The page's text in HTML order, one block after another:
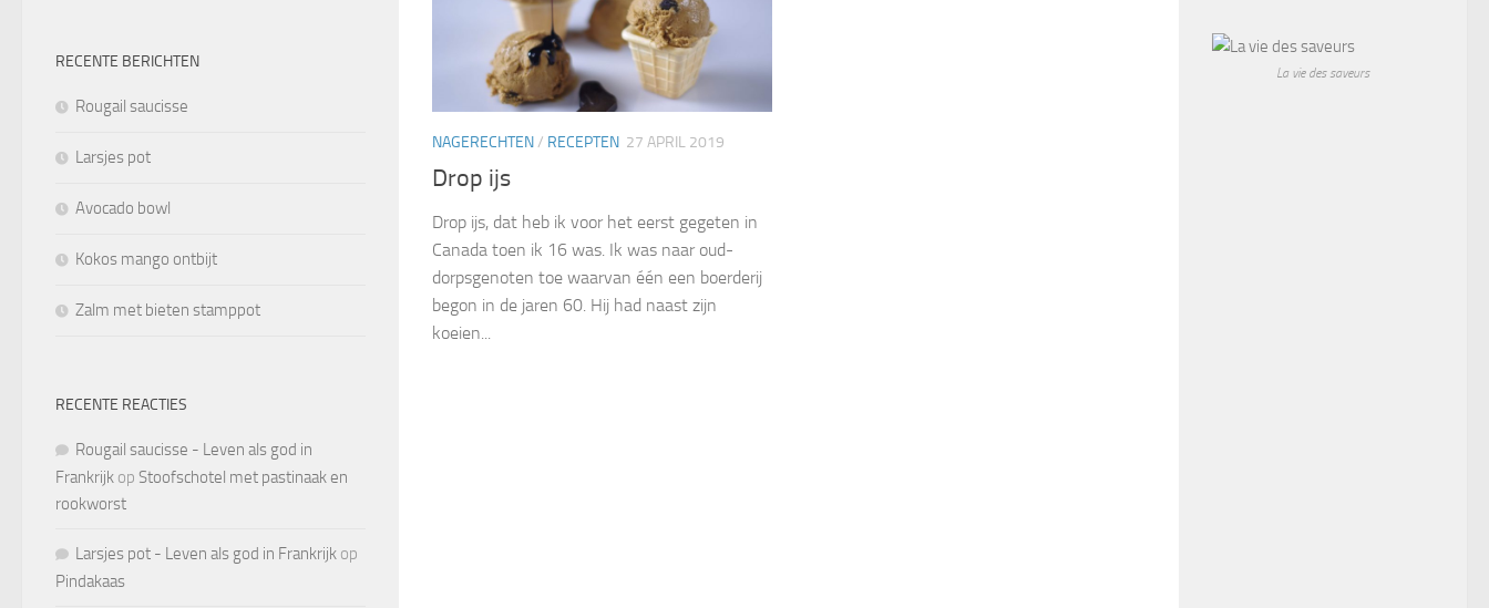
NAGERECHTEN/ RECEPTEN 27 APRIL 2019
Drop ijs
Drop ijs, dat heb ik voor het eerst gegeten in
Canada toen ik 16 was. Ik was naar oud-
dorpsgenoten toe waarvan één een boerderij
begon in de jaren 60. Hij had naast zijn
koeien...
RECENTE BERICHTEN
Rougail saucisse
Larsjes pot
Avocado bowl
Kokos mango ontbijt
Zalm met bieten stamppot
RECENTE REACTIES
Rougail saucisse - Leven als god in
Frankrijk op Stoofschotel met pastinaak en
rookworst
Larsjes pot - Leven als god in Frankrijk op
Pindakaas
La vie des saveurs